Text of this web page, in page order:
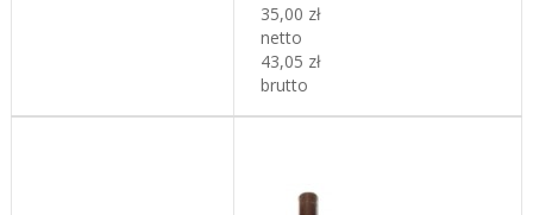
35,00 zł
netto
43,05 zł
brutto